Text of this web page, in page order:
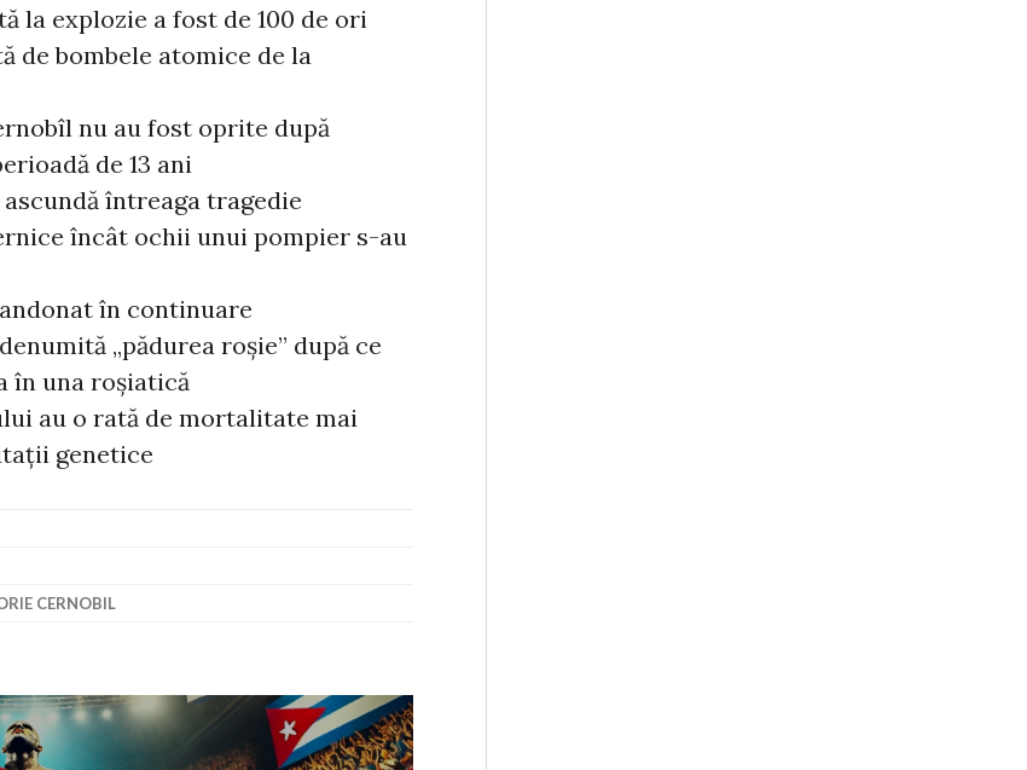
la explozie a fost de 100 de ori
de bombele atomice de la
nu au fost oprite după
de 13 ani
întreaga tragedie
încât ochii unui pompier s-au
în continuare
„pădurea roșie” după ce
în una roșiatică
au o rată de mortalitate mai
genetice
CERNOBIL